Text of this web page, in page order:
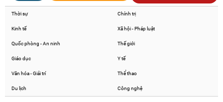
Thời sự Chính trị
Kinh tế Xã hội - Pháp luật
Quốc phòng - An ninh Thế giới
Giáo dục Y tế
Văn hóa - Giải trí Thể thao
Du lịch Công nghệ